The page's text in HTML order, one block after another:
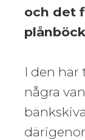
och det
I den här
några